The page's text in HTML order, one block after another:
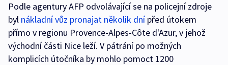
Podle agentury AFP odvolávající se na policejní zdroje
byl nákladní vůz pronajat několik dnípřed útokem
přímo v regionu Provence-Alpes-Côte d'Azur, v jehož
východní části Nice leží. V pátrání po možných
komplicích útočníka by mohlo pomoct 1200